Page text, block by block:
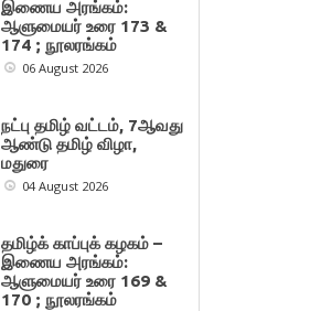
இணைய அரங்கம்:
ஆளுமையர் உரை 173 &
174 ; நூலரங்கம்
06 August 2026
நட்பு தமிழ் வட்டம், 7ஆவது
ஆண்டு தமிழ் விழா,
மதுரை
04 August 2026
தமிழ்க் காப்புக் கழகம் –
இணைய அரங்கம்:
ஆளுமையர் உரை 169 &
170 ; நூலரங்கம்